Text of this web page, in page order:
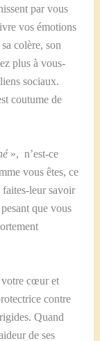
par vous
vos émotions
colère, son
plus à vous-
sociaux.
coutume de
», n’est-ce
vous êtes, ce
leur savoir
que vous
votre cœur et
contre
Quand
de ses